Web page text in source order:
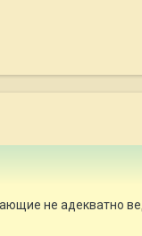
не адекватно